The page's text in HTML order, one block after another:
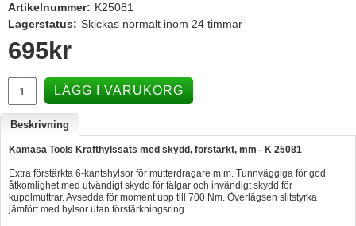
Varta - Batterier
Victron - Batteriladdare
Webasto - Dieselvärmare
Kamasa Tools - Verktyg
Calix - Packline - Takboxar
Thule - Takboxar
Thule - Lasthållare
Artikelnummer: K25081
Lagerstatus: Skickas normalt inom 24 timmar
695kr
LÄGG I VARUKORG
Beskrivning
Kamasa Tools Krafthylssats med skydd, förstärkt, mm - K 25081
Extra förstärkta 6-kantshylsor för mutterdragare m.m. Tunnväggiga för god
åtkomlighet med utvändigt skydd för fälgar och invändigt skydd för
kupolmuttrar. Avsedda för moment upp till 700 Nm. Överlägsen slitstyrka
jämfört med hylsor utan förstärkningsring.